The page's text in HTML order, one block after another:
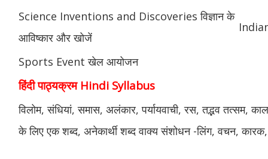
Science Inventions and Discoveries विज्ञान के
आविष्कार और खोजें
Sports Event खेल आयोजन
हिंदी पाठ्यक्रम Hindi Syllabus
विलोम, संधियां, समास, अलंकार, पर्यायवाची, रस, तद्भव तत्सम, काल,
के लिए एक शब्द, अनेकार्थी शब्द वाक्य संशोधन -लिंग, वचन,